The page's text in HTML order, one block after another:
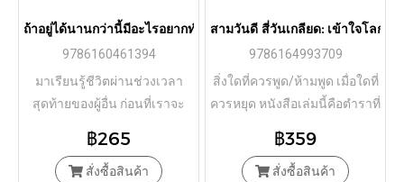
ถ้าอยู่ได้นานกว่านี้มีอะไรอยากทำบ้างไหมครับ / นายแพทย์คิมบ็อมซ็
9786160461394
มาเรียนรู้ชีวิตผ่านช่วงเวลา
สุดท้ายของผู้อื่น ก่อนที่เราจะ
ตัวเราเอง
฿265
สั่งซื้อสินค้า
สามวันดี สี่วันเกลียด: เข้าใจโลก
9786164993709
สิ่งใดที่ควรพูด/ห้ามพูด เมื่อใดที่
ควรหยุด หนังสือเล่มนี้คือตำราที่
กาวะผิดปกติทางจิตทุกประเภท
฿359
สั่งซื้อสินค้า